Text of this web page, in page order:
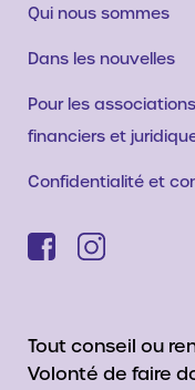
Qui nous sommes
Dans les nouvelles
Pour les
financiers et
Confidentialité et
Tout conseil ou
Volonté de faire